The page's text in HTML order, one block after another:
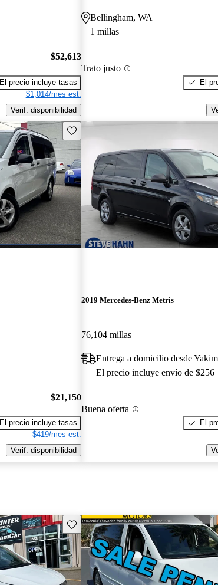
$52,613
El precio incluye tasas
$1,014/mes est.
Verif. disponibilidad
Bellingham, WA
1 millas
Trato justo
El
Guarda este Aviso
$21,150
El precio incluye tasas
$419/mes est.
Verif. disponibilidad
2019 Mercedes-Benz Metris
76,104 millas
Entrega a domicilio desde
El precio incluye envío de $256
Buena oferta
El
Guarda este Aviso